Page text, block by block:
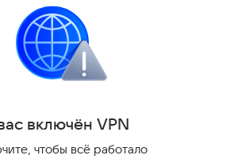
включён VPN
чтобы всё работало